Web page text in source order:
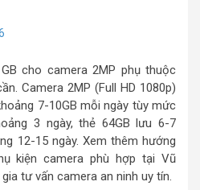
cho camera 2MP phụ thuộc
Camera 2MP (Full HD 1080p)
7-10GB mỗi ngày tùy mức
3 ngày, thẻ 64GB lưu 6-7
12-15 ngày. Xem thêm hướng
kiện camera phù hợp tại Vũ
tư vấn camera an ninh uy tín.